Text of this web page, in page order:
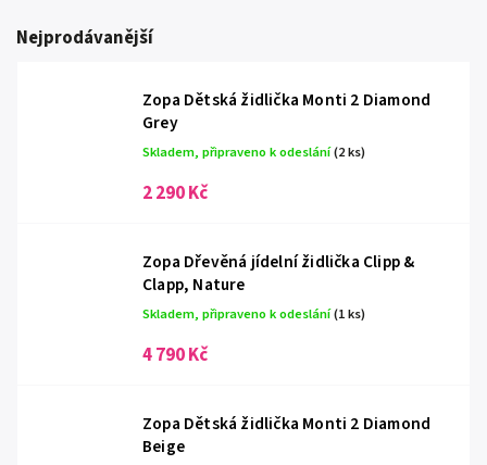
Nejprodávanější
Zopa Dětská židlička Monti 2 Diamond
Grey
Skladem, připraveno k odeslání(2 ks)
2 290 Kč
Zopa Dřevěná jídelní židlička Clipp &
Clapp, Nature
Skladem, připraveno k odeslání(1 ks)
4 790 Kč
Zopa Dětská židlička Monti 2 Diamond
Beige